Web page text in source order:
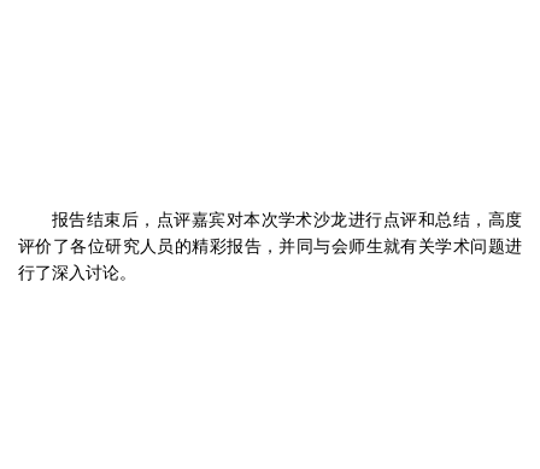
报告结束后，点评嘉宾对本次学术沙龙进行点评和总结，高度
评价了各位研究人员的精彩报告，并同与会师生就有关学术问题进
行了深入讨论。